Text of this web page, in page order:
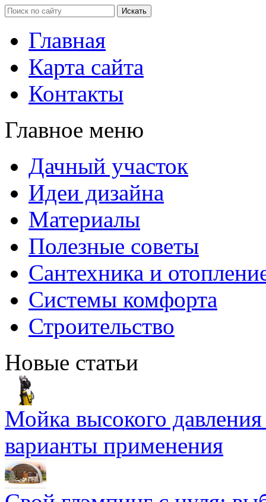
Главная
Карта сайта
Контакты
Главное меню
Дачный участок
Идеи дизайна
Материалы
Полезные советы
Сантехника и
Системы комфорта
Строительство
Новые статьи
Мойка высокого
варианты применения